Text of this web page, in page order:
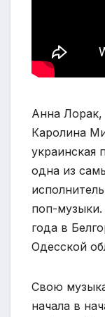
Анна Лорак,
Каролина
украинская
одна из
поп-музыки.
года в
Одесской
Свою
начала в